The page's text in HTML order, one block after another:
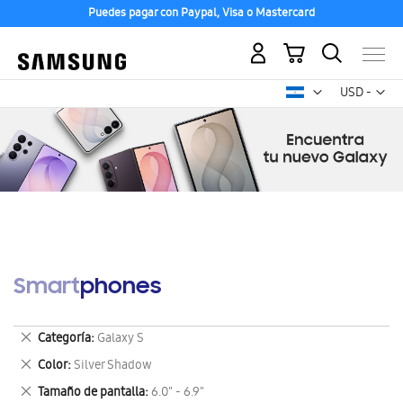
Puedes pagar con Paypal, Visa o Mastercard
USD -
dólar
Mi carrito
Smartphones
Categoría Galaxy S
Eliminar
este
artículo
Color Silver Shadow
Eliminar
este
Tamaño de pantalla 6.0" - 6.9"
Eliminar